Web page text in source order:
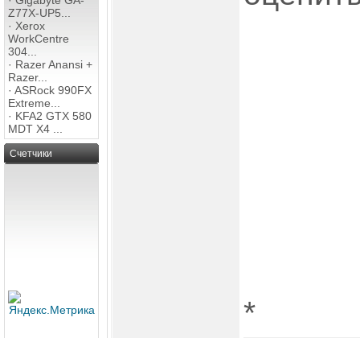
Z77X-UP5...
· Xerox
WorkCentre
304...
· Razer Anansi +
Razer...
· ASRock 990FX
Extreme...
· KFA2 GTX 580
MDT X4 ...
Счетчики
*